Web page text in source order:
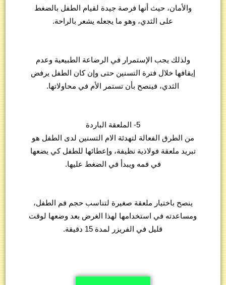
والأمان، حيث أنها فرصة جيدة لقيام الطفل بالضغط
على الثدي، وهو ما يجعله يشعر بالراحة.
ولذلك يجب الإستمرار في الرضاعة الطبيعية وعدم
إيقافها خلال فترة التسنين حتى وإن كان الطفل يرفض
الثدي، فينصح بأن تستمر الأم في محاولاتها.
5- الملعقة الباردة
من الطرق الفعالة لتهدئة الام التسنين لدى الطفل هو
تبريد ملعقة فولاذية نظيفة، وإعطائها للطفل كي يضعها
في فمه ويبدأ في الضغط عليها.
ينصح باختيار ملعقة صغيرة لتناسب حجم فم الطفل،
ومساعدته في استخدامها لهذا الغرض بعد وضعها لوقت
قليل في الفريزر لمدة 15 دقيقة.